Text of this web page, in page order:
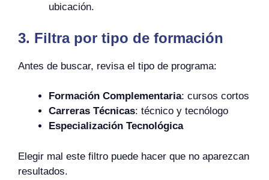
ubicación.
3. Filtra por tipo de formación
Antes de buscar, revisa el tipo de programa:
Formación Complementaria: cursos cortos
Carreras Técnicas: técnico y tecnólogo
Especialización Tecnológica
Elegir mal este filtro puede hacer que no aparezcan
resultados.